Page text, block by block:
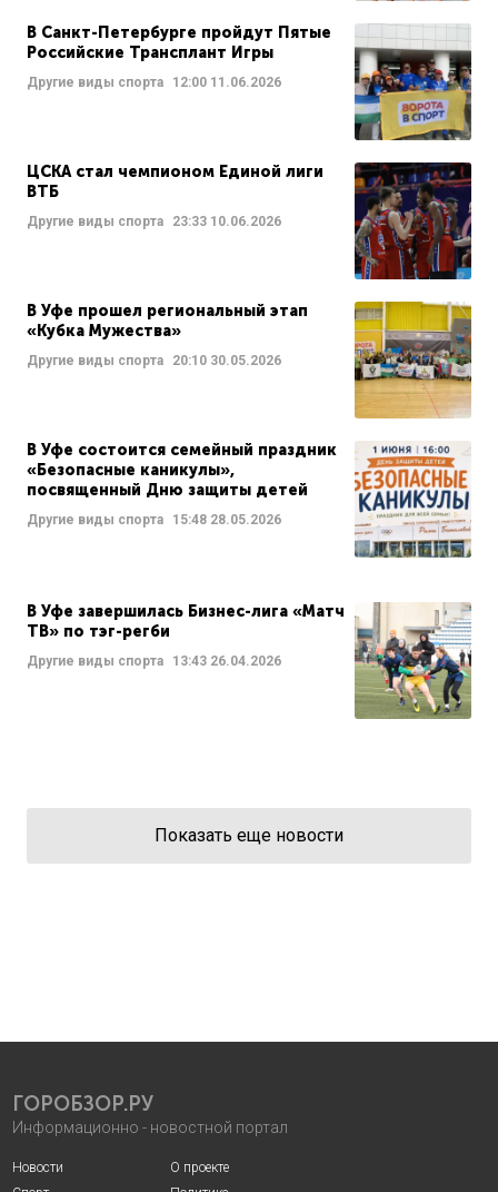
В Санкт-Петербурге пройдут Пятые
Российские Трансплант Игры
Другие виды спорта 12:00 11.06.2026
ЦСКА стал чемпионом Единой лиги
ВТБ
Другие виды спорта 23:33 10.06.2026
В Уфе прошел региональный этап
«Кубка Мужества»
Другие виды спорта 20:10 30.05.2026
В Уфе состоится семейный праздник
«Безопасные каникулы»,
посвященный Дню защиты детей
Другие виды спорта 15:48 28.05.2026
В Уфе завершилась Бизнес-лига «Матч
ТВ» по тэг-регби
Другие виды спорта 13:43 26.04.2026
Показать еще новости
ГОРОБЗОР.РУ
Информационно - новостной портал
Новости
О проекте